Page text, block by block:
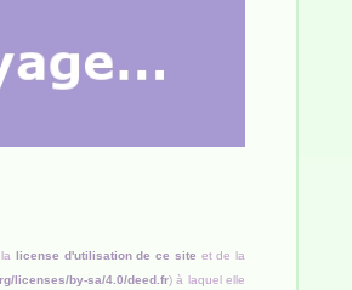
lalicense d'utilisation de ce site et de la
licenses/by-sa/4.0/deed.fr) à laquel elle